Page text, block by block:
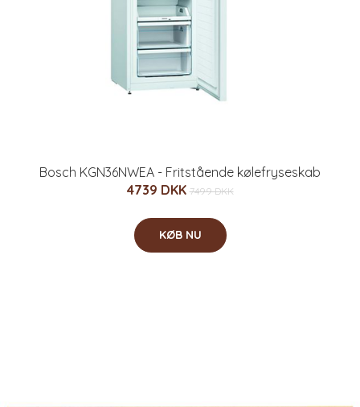
Bosch KGN36NWEA - Fritstående kølefryseskab
4739 DKK 7499 DKK
KØB NU